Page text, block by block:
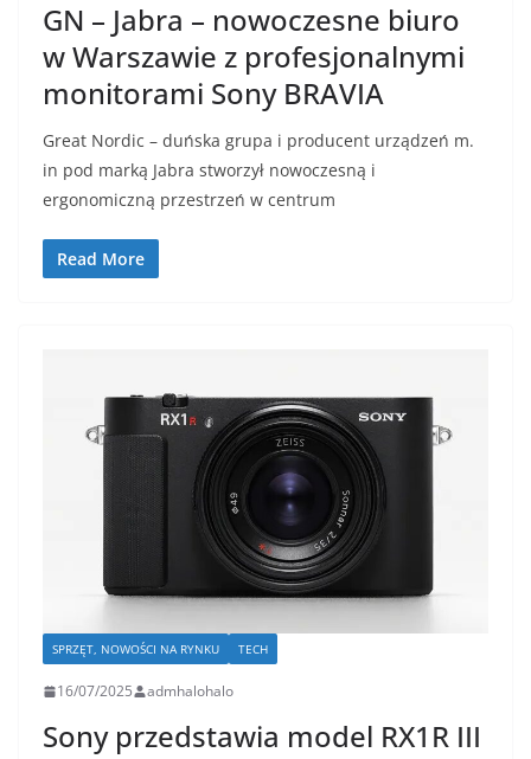
GN – Jabra – nowoczesne biuro
w Warszawie z profesjonalnymi
monitorami Sony BRAVIA
Great Nordic – duńska grupa i producent urządzeń m.
in pod marką Jabra stworzył nowoczesną i
ergonomiczną przestrzeń w centrum
Read More
SPRZĘT, NOWOŚCI NA RYNKU TECH
16/07/2025 admhalohalo
Sony przedstawia model RX1R III